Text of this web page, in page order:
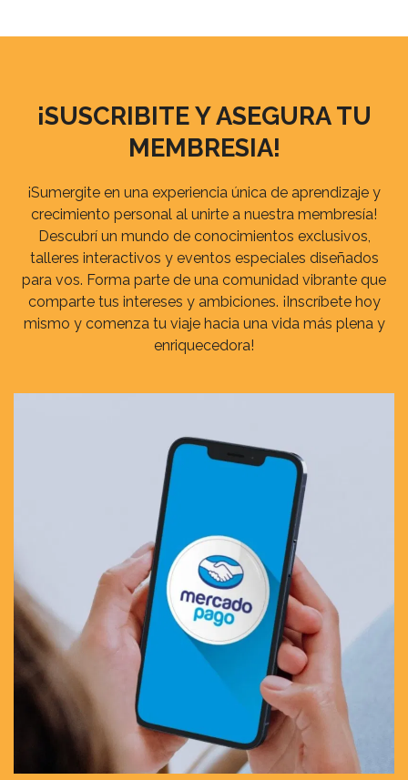
¡SUSCRIBITE Y ASEGURA TU
MEMBRESIA!
¡Sumergite en una experiencia única de aprendizaje y
crecimiento personal al unirte a nuestra membresía!
Descubrí un mundo de conocimientos exclusivos,
talleres interactivos y eventos especiales diseñados
para vos. Forma parte de una comunidad vibrante que
comparte tus intereses y ambiciones. ¡Inscríbete hoy
mismo y comenza tu viaje hacia una vida más plena y
enriquecedora!